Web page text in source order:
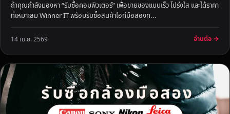
ถ้าคุณกำลังมองหา “รับซื้อคอมพิวเตอร์” เพื่อขายของแบบเร็ว โปร่งใส และได้ราคา
ที่เหมาะสม Winner IT พร้อมรับซื้อสินค้าไอทีมือสองท...
14 เม.ย. 2569 อ่านต่อ →